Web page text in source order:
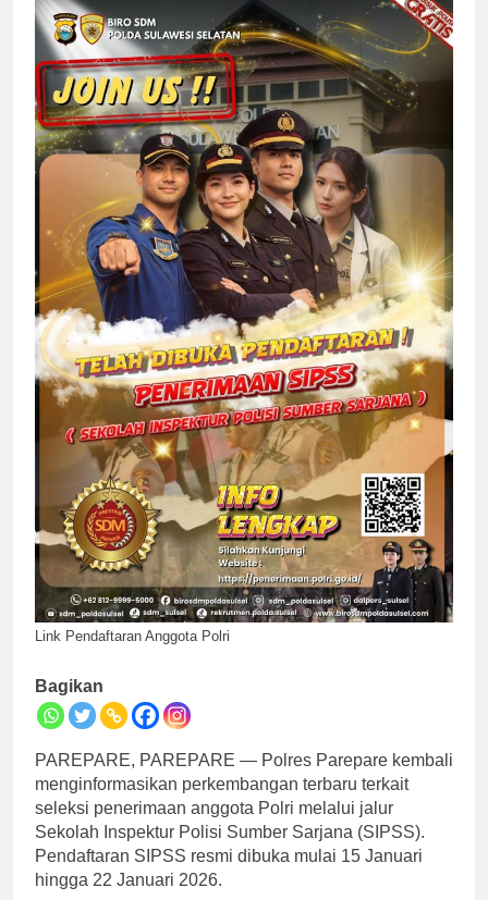
Link Pendaftaran Anggota Polri
Bagikan
PAREPARE, PAREPARE — Polres Parepare kembali
menginformasikan perkembangan terbaru terkait
seleksi penerimaan anggota Polri melalui jalur
Sekolah Inspektur Polisi Sumber Sarjana (SIPSS).
Pendaftaran SIPSS resmi dibuka mulai 15 Januari
hingga 22 Januari 2026.